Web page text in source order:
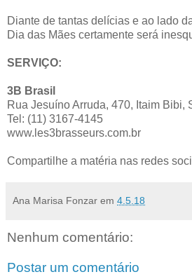
Diante de tantas delícias e ao lado
Dia das Mães certamente será
SERVIÇO:
3B Brasil
Rua Jesuíno Arruda, 470, Itaim Bibi,
Tel: (11) 3167-4145
www.les3brasseurs.com.br
Compartilhe a matéria nas redes
Ana Marisa Fonzar em 4.5.18
Nenhum comentário:
Postar um comentário